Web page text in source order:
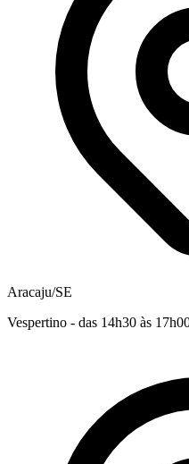
Aracaju/SE
Vespertino - das 14h30 às